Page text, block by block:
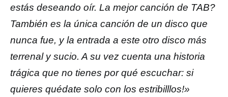
estás deseando oír. La mejor canción de TAB?
También es la única canción de un disco que
nunca fue, y la entrada a este otro disco más
terrenal y sucio. A su vez cuenta una historia
trágica que no tienes por qué escuchar: si
quieres quédate solo con los estribilllos!»